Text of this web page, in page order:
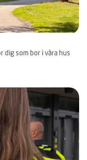
dig som bor i våra hus